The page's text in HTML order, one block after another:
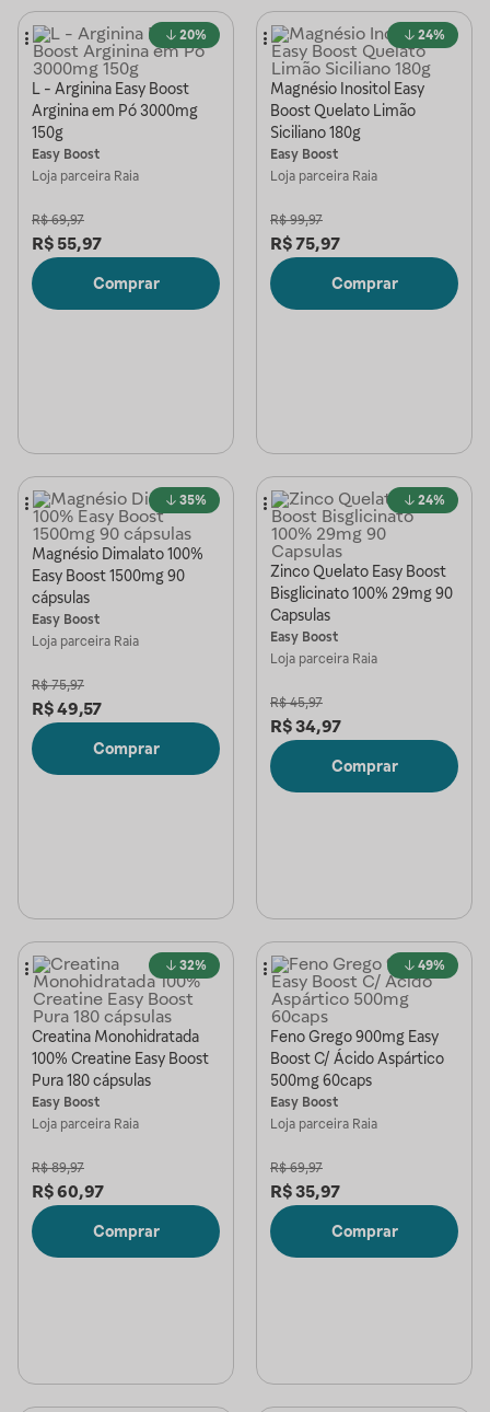
20%
L - Arginina Easy Boost
Arginina em Pó 3000mg
150g
Easy Boost
Loja parceira Raia
R$ 69,97
R$ 55,97
Comprar
24%
Magnésio Inositol Easy
Boost Quelato Limão
Siciliano 180g
Easy Boost
Loja parceira Raia
R$ 99,97
R$75,97
Comprar
35%
Magnésio Dimalato 100%
Easy Boost 1500mg 90
cápsulas
Easy Boost
Loja parceira Raia
R$ 75,97
R$49,57
Comprar
24%
Zinco Quelato Easy Boost
Bisglicinato 100% 29mg 90
Capsulas
Easy Boost
Loja parceira Raia
R$ 45,97
R$34,97
Comprar
32%
Creatina Monohidratada
100% Creatine Easy Boost
Pura 180 cápsulas
Easy Boost
Loja parceira Raia
R$ 89,97
R$60,97
Comprar
49%
Feno Grego 900mg Easy
Boost C/ Ácido Aspártico
500mg 60caps
Easy Boost
Loja parceira Raia
R$ 69,97
R$35,97
Comprar